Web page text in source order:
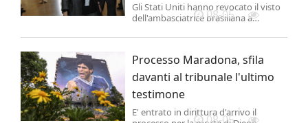
Gli Stati Uniti hanno revocato il visto
dell'ambasciatrice brasiliana a
secondo quanto dichiarato da un
dopo che Brasilia si è rifiutata di
concedere i visti a due diplomatici
americani.
08-05
Processo Maradona, sfila
davanti al tribunale l'ultimo
testimone
E' entrato in dirittura d'arrivo il
08-05